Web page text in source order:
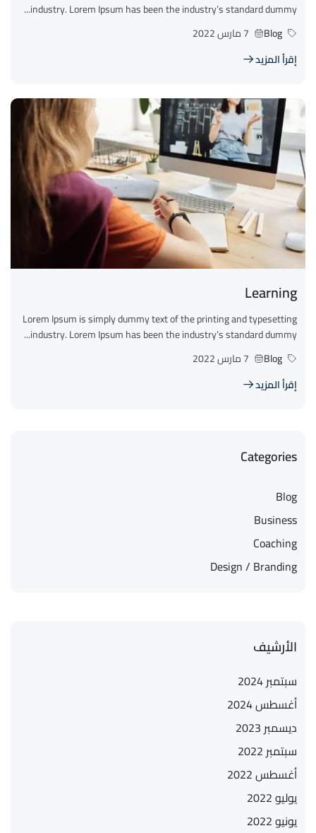
industry. Lorem Ipsum has been the industry’s standard dummy...
Blog
7 مارس 2022
إقرأ المزيد
Learning
Lorem Ipsum is simply dummy text of the printing and typesetting
industry. Lorem Ipsum has been the industry’s standard dummy...
Blog
7 مارس 2022
إقرأ المزيد
Categories
Blog
Business
Coaching
Design / Branding
الأرشيف
سبتمبر 2024
أغسطس 2024
ديسمبر 2023
سبتمبر 2022
أغسطس 2022
يوليو 2022
يونيو 2022